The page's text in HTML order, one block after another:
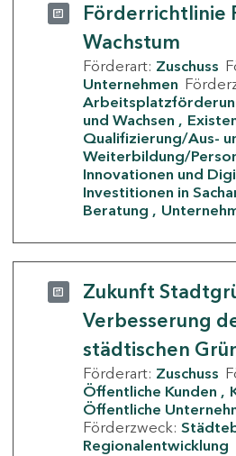
Förderrichtlinie
Wachstum
Förderart: Zuschuss
Unternehmen
und Wachsen
Qualifizierung/Aus-
Weiterbildung/
Innovationen und
Investitionen in
Beratung
Zukunft
Verbesserung
städtischen
Förderart: Zuschuss
Öffentliche Kunden
Öffentliche
Förderzweck:
Regionalentwicklung